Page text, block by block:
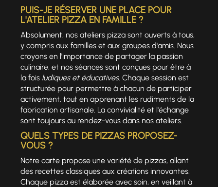
PUIS-JE RÉSERVER UNE PLACE POUR
L'ATELIER PIZZA EN FAMILLE ?
Absolument, nos ateliers pizza sont ouverts à tous,
y compris aux familles et aux groupes d'amis. Nous
croyons en l'importance de partager la passion
culinaire, et nos séances sont conçues pour être à
la fois ludiques et éducatives. Chaque session est
structurée pour permettre à chacun de participer
activement, tout en apprenant les rudiments de la
fabrication artisanale. La convivialité et l'échange
sont toujours au rendez-vous dans nos ateliers.
QUELS TYPES DE PIZZAS PROPOSEZ-
VOUS ?
Notre carte propose une variété de pizzas, allant
des recettes classiques aux créations innovantes.
Chaque pizza est élaborée avec soin, en veillant à